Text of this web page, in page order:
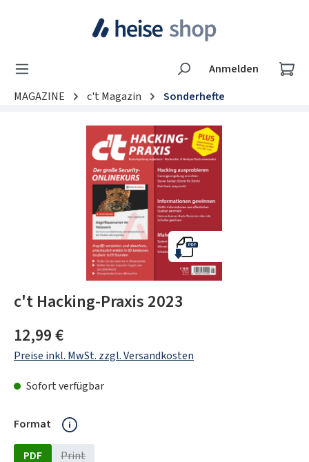
Zum Hauptinhalt springen
Anmelden
MAGAZINE
c't Magazin Sonderhefte
Bildergalerie überspringen
c't Hacking-Praxis 2023
Regulärer Preis:
12,99 €
Preise inkl. MwSt. zzgl. Versandkosten
Sofort verfügbar
Format auswählen
PDF Print